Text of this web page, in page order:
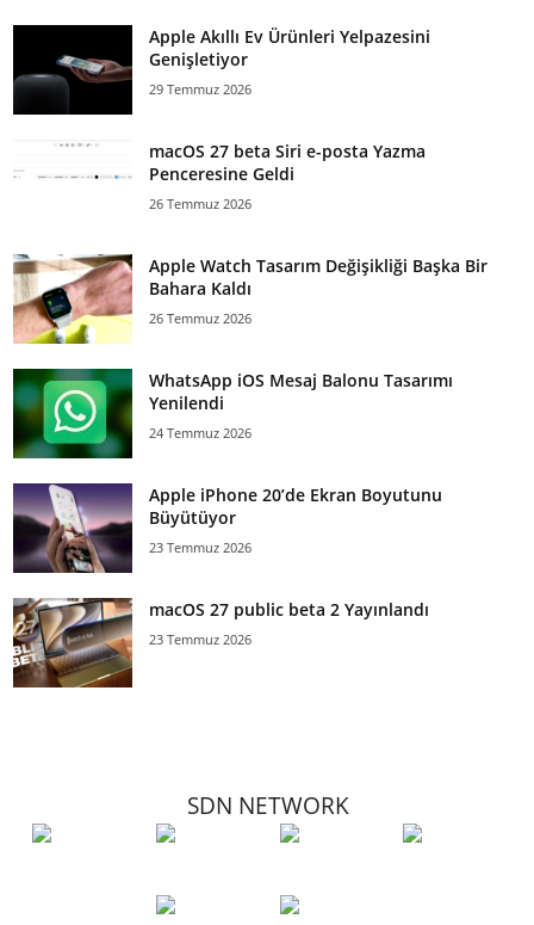
Apple Akıllı Ev Ürünleri Yelpazesini
Genişletiyor
29 Temmuz 2026
macOS 27 beta Siri e-posta Yazma
Penceresine Geldi
26 Temmuz 2026
Apple Watch Tasarım Değişikliği Başka Bir
Bahara Kaldı
26 Temmuz 2026
WhatsApp iOS Mesaj Balonu Tasarımı
Yenilendi
24 Temmuz 2026
Apple iPhone 20’de Ekran Boyutunu
Büyütüyor
23 Temmuz 2026
macOS 27 public beta 2 Yayınlandı
23 Temmuz 2026
SDN NETWORK